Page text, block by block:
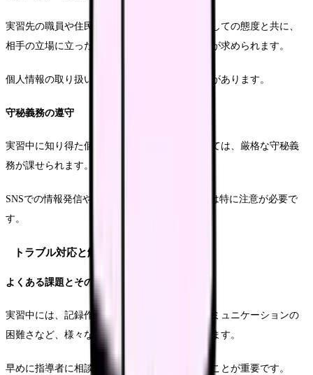
実習先の職員や住民との関わりでは、専門職としての態度と共に、
相手の立場に立った丁寧なコミュニケーションが求められます。
個人情報の取り扱いにも細心の注意を払う必要があります。
守秘義務の遵守
実習中に知り得た個人情報や組織の情報については、厳格な守秘義
務が課せられます。
SNSでの情報発信や、実習内容の公開については特に注意が必要で
す。
トラブル対応と解決法
よくある課題とその対処法
実習中には、記録作成の遅れや、対象者とのコミュニケーションの
困難さなど、様々な課題に直面することがあります。
早めに指導者に相談し、適切な対応を心がけることが重要です。